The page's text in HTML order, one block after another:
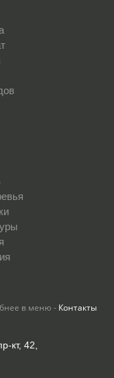
в меню - Контакты
кт, 42,